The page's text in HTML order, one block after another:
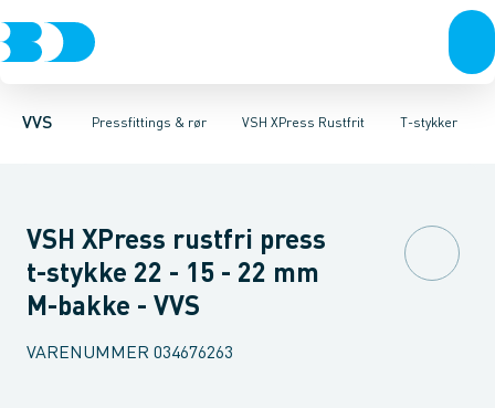
VVS Pressfittings & rør
Rør & fittingsPressfittings & rørKuglehaner & ventilerAfløb
VSH XPress Rustfrit
Nirosan RustfritNirosan Industry RustfritAltech FZVSH
T-stykker
RørBøjningerVinklerT-stykkerOvergangeMuffer Skydemuffer
VSH XPress rustfri press
t-stykke 22 - 15 - 22 mm
M-bakke - VVS
VARENUMMER 034676263